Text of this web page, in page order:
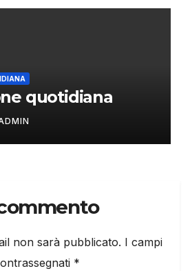
quotidiana
non sarà pubblicato. I campi
*